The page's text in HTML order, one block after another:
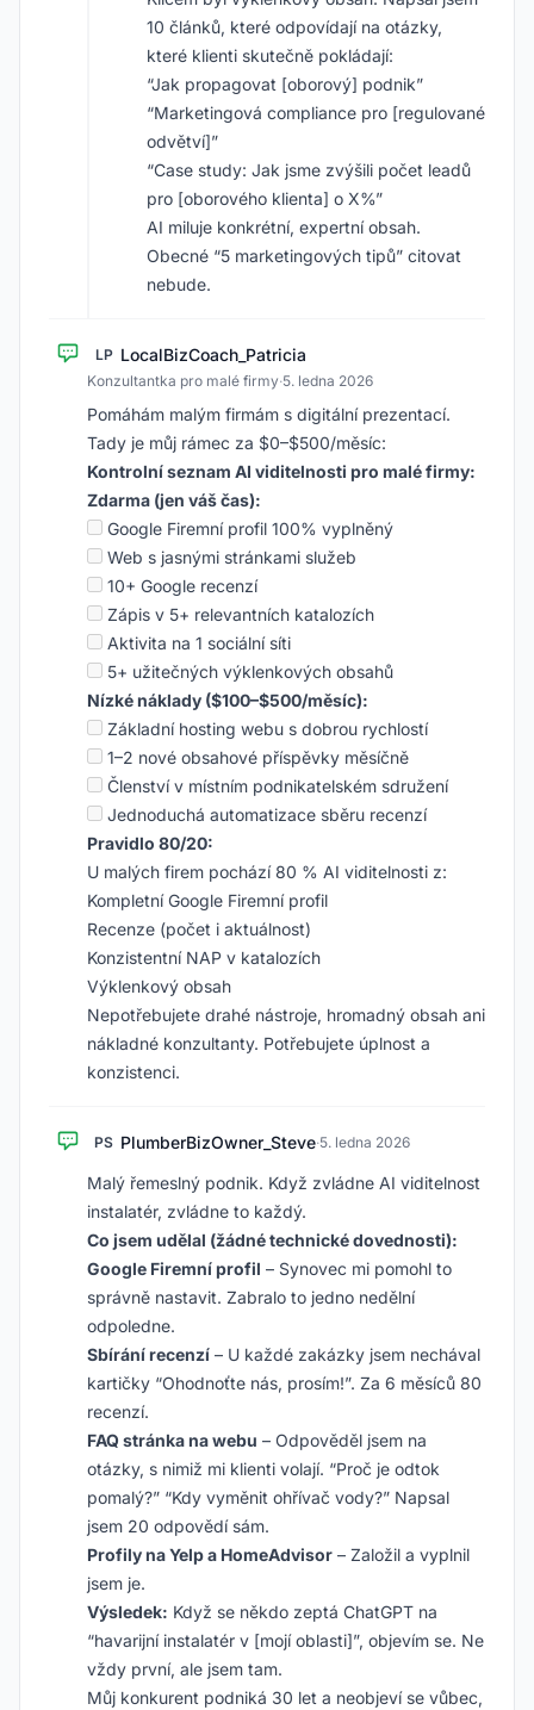
10 článků, které odpovídají na otázky,
které klienti skutečně pokládají:
“Jak propagovat [oborový] podnik”
“Marketingová compliance pro [regulované
odvětví]”
“Case study: Jak jsme zvýšili počet leadů
pro [oborového klienta] o X%”
AI miluje konkrétní, expertní obsah.
Obecné “5 marketingových tipů” citovat
nebude.
LP LocalBizCoach_Patricia
Konzultantka pro malé firmy·5. ledna 2026
Pomáhám malým firmám s digitální prezentací.
Tady je můj rámec za $0–$500/měsíc:
Kontrolní seznam AI viditelnosti pro malé firmy:
Zdarma (jen váš čas):
Google Firemní profil 100% vyplněný
Web s jasnými stránkami služeb
10+ Google recenzí
Zápis v 5+ relevantních katalozích
Aktivita na 1 sociální síti
5+ užitečných výklenkových obsahů
Nízké náklady ($100–$500/měsíc):
Základní hosting webu s dobrou rychlostí
1–2 nové obsahové příspěvky měsíčně
Členství v místním podnikatelském sdružení
Jednoduchá automatizace sběru recenzí
Pravidlo 80/20:
U malých firem pochází 80 % AI viditelnosti z:
Kompletní Google Firemní profil
Recenze (počet i aktuálnost)
Konzistentní NAP v katalozích
Výklenkový obsah
Nepotřebujete drahé nástroje, hromadný obsah ani
nákladné konzultanty. Potřebujete úplnost a
konzistenci.
PS PlumberBizOwner_Steve·5. ledna 2026
Malý řemeslný podnik. Když zvládne AI viditelnost
instalatér, zvládne to každý.
Co jsem udělal (žádné technické dovednosti):
Google Firemní profil – Synovec mi pomohl to
správně nastavit. Zabralo to jedno nedělní
odpoledne.
Sbírání recenzí – U každé zakázky jsem nechával
kartičky “Ohodnoťte nás, prosím!”. Za 6 měsíců 80
recenzí.
FAQ stránka na webu – Odpověděl jsem na
otázky, s nimiž mi klienti volají. “Proč je odtok
pomalý?” “Kdy vyměnit ohřívač vody?” Napsal
jsem 20 odpovědí sám.
Profily na Yelp a HomeAdvisor – Založil a vyplnil
jsem je.
Výsledek: Když se někdo zeptá ChatGPT na
“havarijní instalatér v [mojí oblasti]”, objevím se. Ne
vždy první, ale jsem tam.
Můj konkurent podniká 30 let a neobjeví se vůbec,